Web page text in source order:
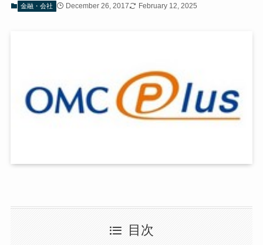
金融・会社 December 26, 2017 February 12, 2025
目次